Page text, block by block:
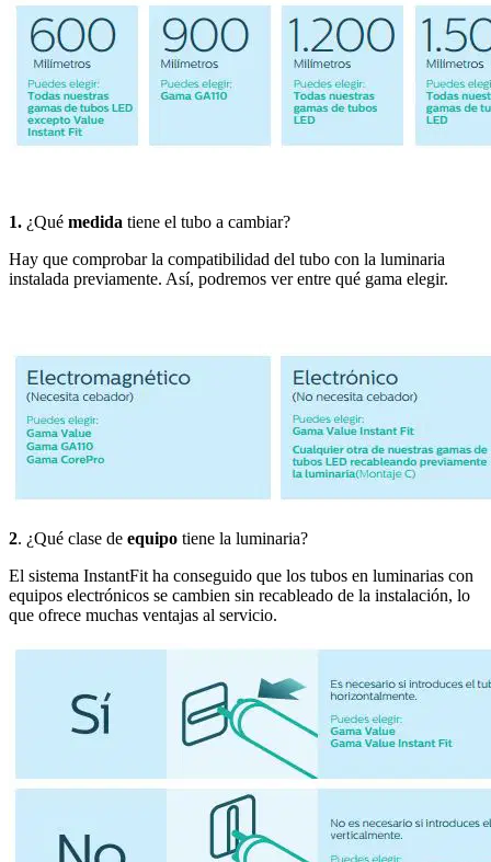
1. ¿Qué medida tiene el tubo a cambiar?
Hay que comprobar la compatibilidad del tubo con la luminaria
instalada previamente. Así, podremos ver entre qué gama elegir.
2. ¿Qué clase de equipo tiene la luminaria?
El sistema InstantFit ha conseguido que los tubos en luminarias con
equipos electrónicos se cambien sin recableado de la instalación, lo
que ofrece muchas ventajas al servicio.